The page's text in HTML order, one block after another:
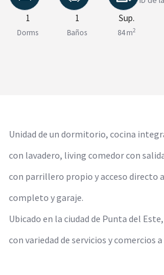
1
Dorms
1
Baños
Sup.
84 m2
Unidad de un dormitorio, cocina
con lavadero, living comedor con
con parrillero propio y acceso directo
completo y garaje.
Ubicado en la ciudad de Punta del
con variedad de servicios y comercios